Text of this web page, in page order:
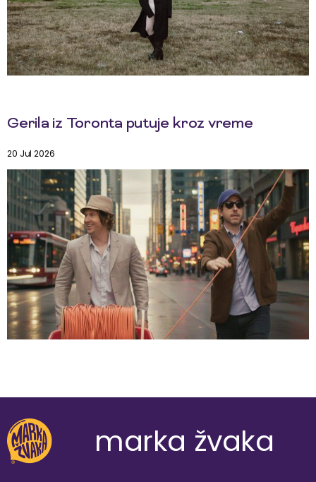
Gerila iz Toronta putuje kroz vreme
20 Jul 2026
marka žvaka